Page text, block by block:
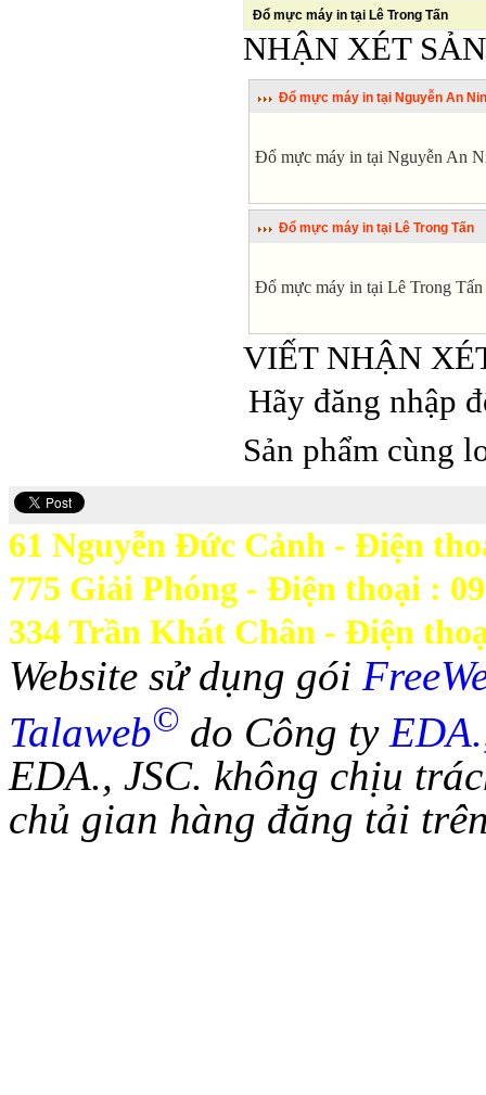
Đổ mực máy in tại Lê Trong Tấn
NHẬN XÉT
Đổ mực máy in tại Nguyễn An
Đổ mực máy in tại Nguyễn An
Đổ mực máy in tại Lê Trong Tấn
Đổ mực máy in tại Lê Trong Tấn
VIẾT NHẬN
Hãy đăng nhập
Sản phẩm cùng
61 Nguyễn Đức Cảnh - Điện
775 Giải Phóng - Điện thoại :
334 Trần Khát Chân - Điện
Website sử dụng gói
Talaweb© do Công ty
EDA., JSC. không chịu
chủ gian hàng đăng tải